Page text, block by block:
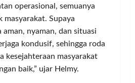
operasional, semuanya
masyarakat. Supaya
aman, nyaman, dan situasi
kondusif, sehingga roda
kesejahteraan masyarakat
baik,” ujar Helmy.